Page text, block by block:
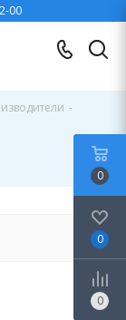
00
-
53
7
0
0
0